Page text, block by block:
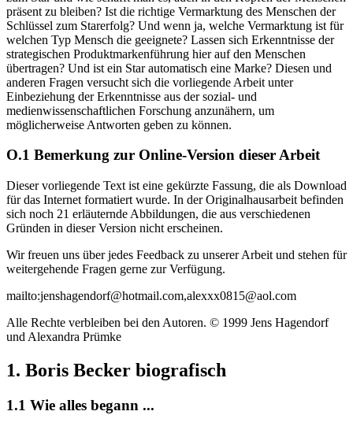
präsent zu bleiben? Ist die richtige Vermarktung des Menschen der
Schlüssel zum Starerfolg? Und wenn ja, welche Vermarktung ist für
welchen Typ Mensch die geeignete? Lassen sich Erkenntnisse der
strategischen Produktmarkenführung hier auf den Menschen
übertragen? Und ist ein Star automatisch eine Marke? Diesen und
anderen Fragen versucht sich die vorliegende Arbeit unter
Einbeziehung der Erkenntnisse aus der sozial- und
medienwissenschaftlichen Forschung anzunähern, um
möglicherweise Antworten geben zu können.
O.1 Bemerkung zur Online-Version dieser Arbeit
Dieser vorliegende Text ist eine gekürzte Fassung, die als Download
für das Internet formatiert wurde. In der Originalhausarbeit befinden
sich noch 21 erläuternde Abbildungen, die aus verschiedenen
Gründen in dieser Version nicht erscheinen.
Wir freuen uns über jedes Feedback zu unserer Arbeit und stehen für
weitergehende Fragen gerne zur Verfügung.
mailto:jenshagendorf@hotmail.com,alexxx0815@aol.com
Alle Rechte verbleiben bei den Autoren. © 1999 Jens Hagendorf
und Alexandra Prümke
1. Boris Becker biografisch
1.1 Wie alles begann ...